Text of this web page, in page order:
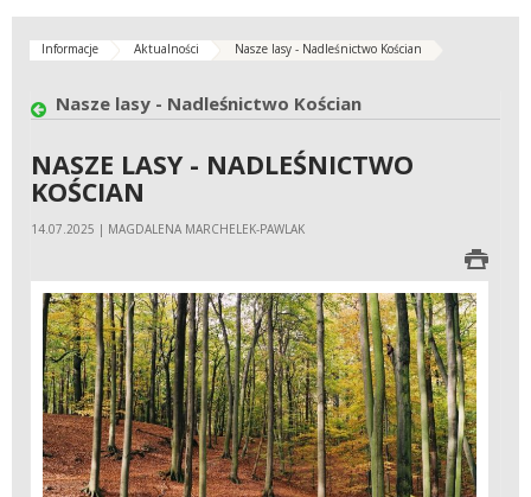
Informacje Aktualności Nasze lasy - Nadleśnictwo Kościan
Nasze lasy - Nadleśnictwo Kościan
NASZE LASY - NADLEŚNICTWO
KOŚCIAN
14.07.2025 | MAGDALENA MARCHELEK-PAWLAK